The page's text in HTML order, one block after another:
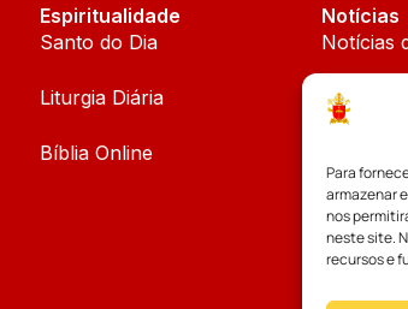
Para
armazenar
nos
neste site.
recursos e
Espiritualidade
Santo do Dia
Liturgia Diária
Bíblia Online
Notícias
Notícias
Notícias
Palavra